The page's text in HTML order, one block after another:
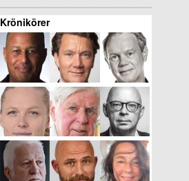
Krönikörer